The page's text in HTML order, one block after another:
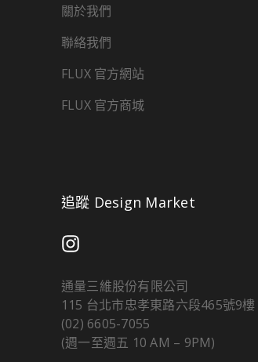
關於我們
聯絡我們
FLUX 官方網站
FLUX 官方商城
追蹤 Design Market
通量三維股份有限公司
115 台北市忠孝東路六段465號9樓
(02) 6605-7055
(週一至週五 10 AM – 9PM)